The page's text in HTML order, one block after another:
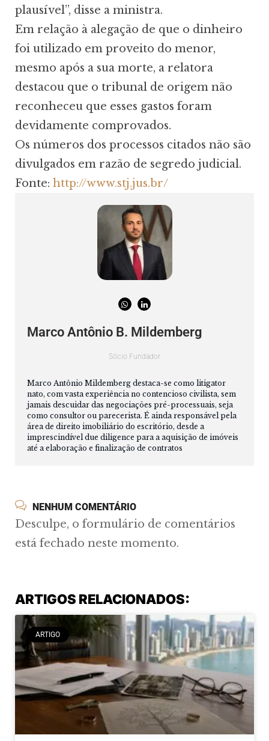
plausível”, disse a ministra.
Em relação à alegação de que o dinheiro
foi utilizado em proveito do menor,
mesmo após a sua morte, a relatora
destacou que o tribunal de origem não
reconheceu que esses gastos foram
devidamente comprovados.
Os números dos processos citados não são
divulgados em razão de segredo judicial.
Fonte: http://www.stj.jus.br/
Marco Antônio B. Mildemberg
Sócio Fundador
Marco Antônio Mildemberg destaca-se como litigator
nato, com vasta experiência no contencioso civilista, sem
jamais descuidar das negociações pré-processuais, seja
como consultor ou parecerista. É ainda responsável pela
área de direito imobiliário do escritório, desde a
imprescindível due diligence para a aquisição de imóveis
até a elaboração e finalização de contratos
NENHUM COMENTÁRIO
Desculpe, o formulário de comentários
está fechado neste momento.
ARTIGOS RELACIONADOS:
ARTIGO